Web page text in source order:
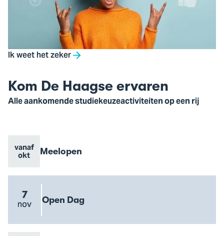
Ik weet het zeker
Kom De Haagse ervaren
Alle aankomende studiekeuzeactiviteiten op een rij
Evenement
vanaf
okt
Evenement
Meelopen
Go
to
Meelopen
eventEvenement
datum
7
nov Evenement
Open Dag
Go
to